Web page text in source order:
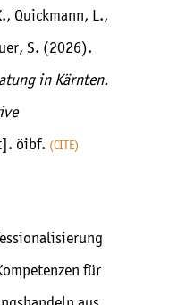
Quickmann, L.,
S. (2026).
in Kärnten.
öibf.
CITE
für